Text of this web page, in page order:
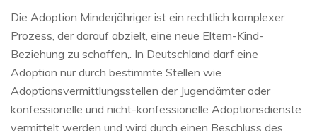
Die Adoption Minderjähriger ist ein rechtlich komplexer
Prozess, der darauf abzielt, eine neue Eltern-Kind-
Beziehung zu schaffen,. In Deutschland darf eine
Adoption nur durch bestimmte Stellen wie
Adoptionsvermittlungsstellen der Jugendämter oder
konfessionelle und nicht-konfessionelle Adoptionsdienste
vermittelt werden und wird durch einen Beschluss des